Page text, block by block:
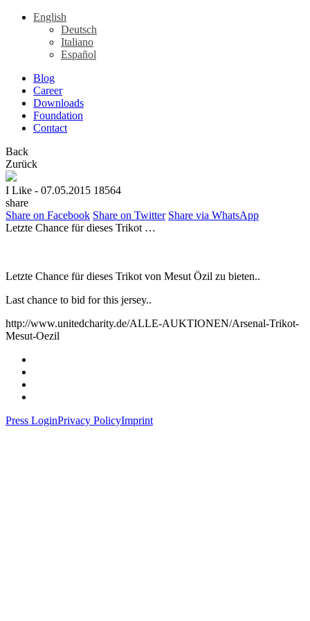
English
Deutsch
Italiano
Español
Blog
Career
Downloads
Foundation
Contact
Back
Zurück
I Like - 07.05.2015 18564
share
Share on Facebook Share on Twitter Share via WhatsApp
Letzte Chance für dieses Trikot …
Letzte Chance für dieses Trikot von Mesut Özil zu bieten..
Last chance to bid for this jersey..
http://www.unitedcharity.de/ALLE-AUKTIONEN/Arsenal-Trikot-
Mesut-Oezil
Press LoginPrivacy PolicyImprint